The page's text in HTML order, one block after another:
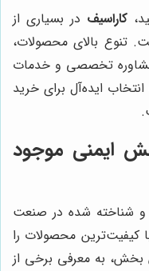
کاراسیف در بسیاری از
تنوع بالای محصولات،
تخصصی و خدمات
ایده‌آل برای خرید
ایمنی موجود
و شناخته شده در صنعت
کیفیت‌ترین محصولات را
بخش، به معرفی برخی از